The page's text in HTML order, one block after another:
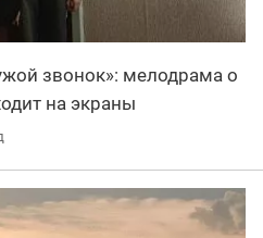
звонок»: мелодрама о
на экраны